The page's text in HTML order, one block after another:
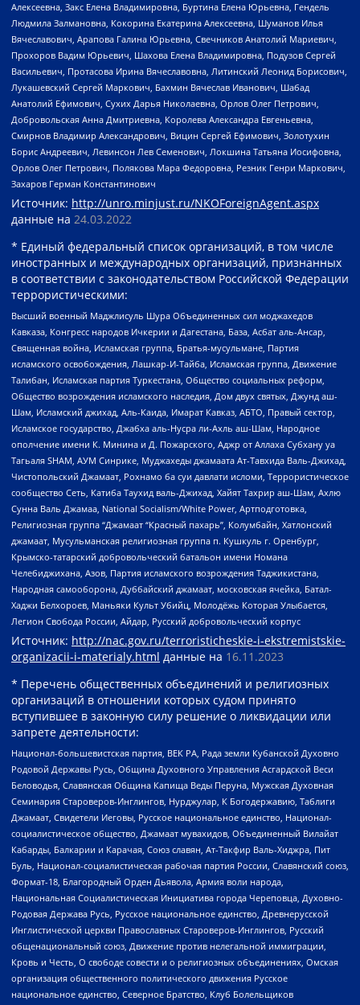
Алексеевна, Закс Елена Владимировна, Буртина Елена Юрьевна, Гендель
Людмила Залмановна, Кокорина Екатерина Алексеевна, Шуманов Илья
Вячеславович, Арапова Галина Юрьевна, Свечников Анатолий Мариевич,
Прохоров Вадим Юрьевич, Шахова Елена Владимировна, Подузов Сергей
Васильевич, Протасова Ирина Вячеславовна, Литинский Леонид Борисович,
Лукашевский Сергей Маркович, Бахмин Вячеслав Иванович, Шабад
Анатолий Ефимович, Сухих Дарья Николаевна, Орлов Олег Петрович,
Добровольская Анна Дмитриевна, Королева Александра Евгеньевна,
Смирнов Владимир Александрович, Вицин Сергей Ефимович, Золотухин
Борис Андреевич, Левинсон Лев Семенович, Локшина Татьяна Иосифовна,
Орлов Олег Петрович, Полякова Мара Федоровна, Резник Генри Маркович,
Захаров Герман Константинович
Источник: http://unro.minjust.ru/NKOForeignAgent.aspx
данные на 24.03.2022
* Единый федеральный список организаций, в том числе
иностранных и международных организаций, признанных
в соответствии с законодательством Российской Федерации
террористическими:
Высший военный Маджлисуль Шура Объединенных сил моджахедов
Кавказа, Конгресс народов Ичкерии и Дагестана, База, Асбат аль-Ансар,
Священная война, Исламская группа, Братья-мусульмане, Партия
исламского освобождения, Лашкар-И-Тайба, Исламская группа, Движение
Талибан, Исламская партия Туркестана, Общество социальных реформ,
Общество возрождения исламского наследия, Дом двух святых, Джунд аш-
Шам, Исламский джихад, Аль-Каида, Имарат Кавказ, АБТО, Правый сектор,
Исламское государство, Джабха аль-Нусра ли-Ахль аш-Шам, Народное
ополчение имени К. Минина и Д. Пожарского, Аджр от Аллаха Субхану уа
Тагьаля SHAM, АУМ Синрике, Муджахеды джамаата Ат-Тавхида Валь-Джихад,
Чистопольский Джамаат, Рохнамо ба суи давлати исломи, Террористическое
сообщество Сеть, Катиба Таухид валь-Джихад, Хайят Тахрир аш-Шам, Ахлю
Сунна Валь Джамаа, National Socialism/White Power, Артподготовка,
Религиозная группа “Джамаат “Красный пахарь”, Колумбайн, Хатлонский
джамаат, Мусульманская религиозная группа п. Кушкуль г. Оренбург,
Крымско-татарский добровольческий батальон имени Номана
Челебиджихана, Азов, Партия исламского возрождения Таджикистана,
Народная самооборона, Дуббайский джамаат, московская ячейка, Батал-
Хаджи Белхороев, Маньяки Культ Убийц, Молодёжь Которая Улыбается,
Легион Свобода России, Айдар, Русский добровольческий корпус
Источник: http://nac.gov.ru/terroristicheskie-i-ekstremistskie-
organizacii-i-materialy.html данные на 16.11.2023
* Перечень общественных объединений и религиозных
организаций в отношении которых судом принято
вступившее в законную силу решение о ликвидации или
запрете деятельности:
Национал-большевистская партия, ВЕК РА, Рада земли Кубанской Духовно
Родовой Державы Русь, Община Духовного Управления Асгардской Веси
Беловодья, Славянская Община Капища Веды Перуна, Мужская Духовная
Семинария Староверов-Инглингов, Нурджулар, К Богодержавию, Таблиги
Джамаат, Свидетели Иеговы, Русское национальное единство, Национал-
социалистическое общество, Джамаат мувахидов, Объединенный Вилайат
Кабарды, Балкарии и Карачая, Союз славян, Ат-Такфир Валь-Хиджра, Пит
Буль, Национал-социалистическая рабочая партия России, Славянский союз,
Формат-18, Благородный Орден Дьявола, Армия воли народа,
Национальная Социалистическая Инициатива города Череповца, Духовно-
Родовая Держава Русь, Русское национальное единство, Древнерусской
Инглистической церкви Православных Староверов-Инглингов, Русский
общенациональный союз, Движение против нелегальной иммиграции,
Кровь и Честь, О свободе совести и о религиозных объединениях, Омская
организация общественного политического движения Русское
национальное единство, Северное Братство, Клуб Болельщиков